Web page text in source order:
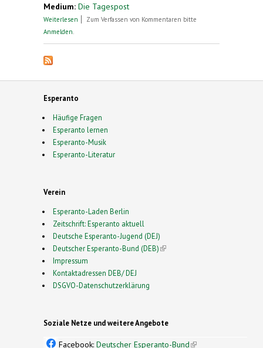
Medium: Die Tagespost
Weiterlesen über Der Turm zu Babel
Zum Verfassen von Kommentaren bitte
Anmelden
Esperanto
Häufige Fragen
Esperanto lernen
Esperanto-Musik
Esperanto-Literatur
Verein
Esperanto-Laden Berlin
Zeitschrift: Esperanto aktuell
Deutsche Esperanto-Jugend (DEJ)
Deutscher Esperanto-Bund (DEB)(link is external)
Impressum
Kontaktadressen DEB/ DEJ
DSGVO-Datenschutzerklärung
Soziale Netze und weitere Angebote
Facebook: Deutscher Esperanto-Bund(link is